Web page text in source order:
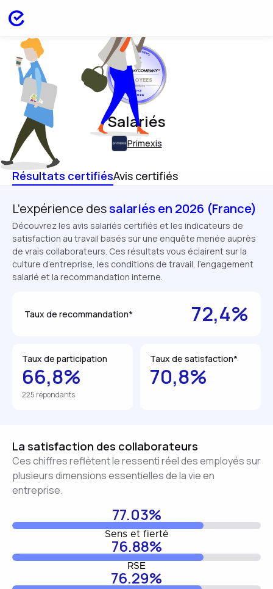
EMPLOYEES
FRANCE
APR 2026
Salariés
Primexis
Résultats certifiésAvis certifiés
L’expérience dessalariés en 2026 (France)
Découvrez les avis salariés certifiés et les indicateurs de
satisfaction au travail basés sur une enquête menée auprès
de vrais collaborateurs. Ces résultats vous éclairent sur la
culture d’entreprise, les conditions de travail, l’engagement
salarié et la recommandation interne.
Taux de recommandation* 72,4%
Taux de participation
66,8%
225 répondants
Taux de satisfaction*
70,8%
La satisfaction des collaborateurs
Ces chiffres reflètent le ressenti réel des employés sur
plusieurs dimensions essentielles de la vie en
entreprise.
77.03%
Sens et fierté
76.88%
RSE
76.29%